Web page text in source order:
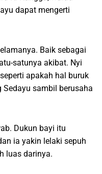
dapat mengerti
Baik sebagai
satunya akibat. Nyi
apakah hal buruk
Sedayu sambil berusaha
Dukun bayi itu
ia yakin lelaki sepuh
luas darinya.